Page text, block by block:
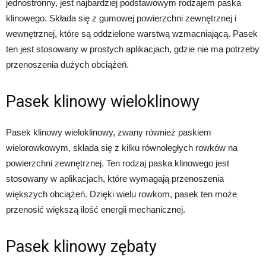
jednostronny, jest najbardziej podstawowym rodzajem paska
klinowego. Składa się z gumowej powierzchni zewnętrznej i
wewnętrznej, które są oddzielone warstwą wzmacniającą. Pasek
ten jest stosowany w prostych aplikacjach, gdzie nie ma potrzeby
przenoszenia dużych obciążeń.
Pasek klinowy wieloklinowy
Pasek klinowy wieloklinowy, zwany również paskiem
wielorowkowym, składa się z kilku równoległych rowków na
powierzchni zewnętrznej. Ten rodzaj paska klinowego jest
stosowany w aplikacjach, które wymagają przenoszenia
większych obciążeń. Dzięki wielu rowkom, pasek ten może
przenosić większą ilość energii mechanicznej.
Pasek klinowy zębaty